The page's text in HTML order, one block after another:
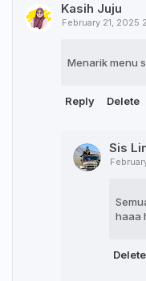
Kasih Juju
February 21, 2025
Menarik menu
Reply Delete
Sis
haaa
Delete